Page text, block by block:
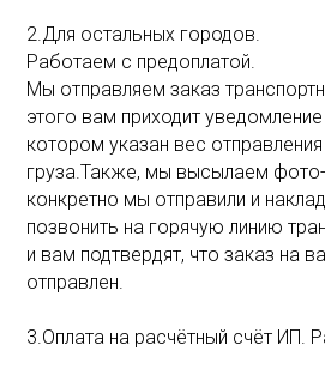
2.Для остальных городов.
Работаем с предоплатой.
Мы отправляем заказ
этого вам приходит
котором указан вес отправления
груза.Также, мы высылаем фото-
конкретно мы отправили и
позвонить на горячую линию
и вам подтвердят, что заказ на
отправлен.
3.Оплата на расчётный счёт ИП.